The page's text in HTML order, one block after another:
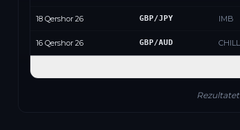
18 Qershor 26 GBP/JPY IMB
16 Qershor 26 GBP/AUD CHILL